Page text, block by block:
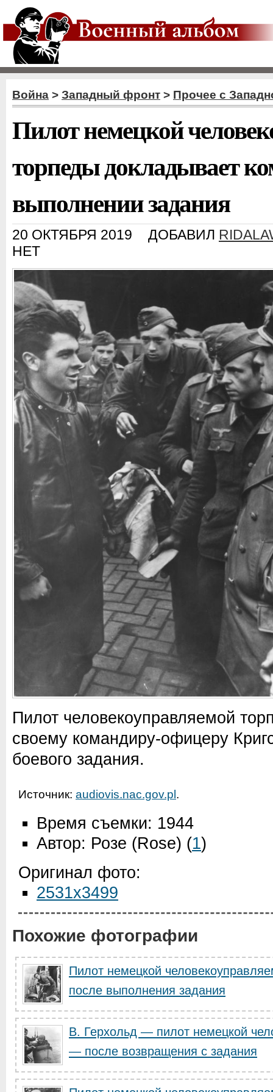
Война > Западный фронт > Прочее с
Пилот немецкой
торпеды докладывает
выполнении задания
20 ОКТЯБРЯ 2019 ДОБАВИЛ
НЕТ
Пилот человекоуправляемой
своему командиру-офицеру
боевого задания.
Источник: audiovis.nac.gov.pl .
Время съемки: 1944
Автор: Розе (Rose) (1)
Оригинал фото:
2531x3499
Похожие фотографии
Пилот немецкой
после выполнения задания
В. Герхольд — пилот немецкой
— после возвращения с задания